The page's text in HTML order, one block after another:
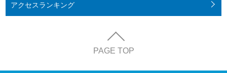
アクセスランキング
PAGE TOP